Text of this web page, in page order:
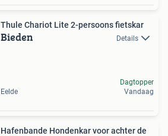
Thule Chariot Lite 2-persoons fietskar
Bieden Details
Eelde
Dagtopper
Vandaag
Hafenbande Hondenkar voor achter de